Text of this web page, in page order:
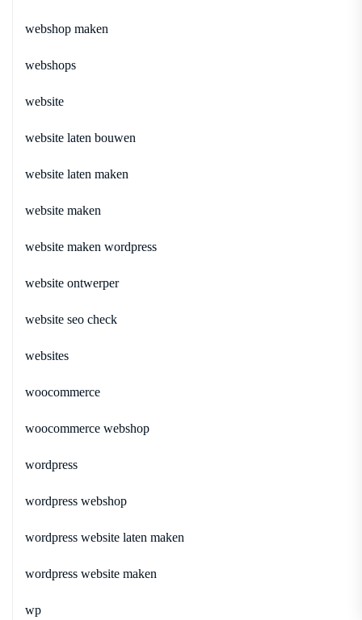
webshop maken
webshops
website
website laten bouwen
website laten maken
website maken
website maken wordpress
website ontwerper
website seo check
websites
woocommerce
woocommerce webshop
wordpress
wordpress webshop
wordpress website laten maken
wordpress website maken
wp